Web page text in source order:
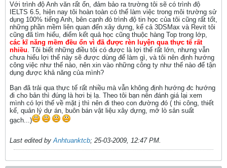
Với trình độ Anh văn rất ổn, đảm bảo ra trường tôi sẽ có trình độ
IELTS 6.5, hiện nay tôi hoàn toàn có thể làm việc trong môi trường sử
dụng 100% tiếng Anh, bên cạnh đó trình độ tin học của tôi cũng rất tốt,
những phần mềm liên quan đến xây dựng, kể cả 3DSMax và Revit tôi
cũng đã tìm hiểu, điểm kết quả học cũng thuộc hàng Top trong lớp,
các kĩ năng mềm đều ổn vì đã được rèn luyện qua thực tế rất
nhiều. Tôi biết những điều tôi có được là lợi thế rất lớn, nhưng vẫn
chưa hiểu lợi thế này sẽ được dùng để làm gì, và tôi nên định hướng
công việc như thế nào, nên xin vào những công ty như thế nào để tận
dụng được khả năng của mình?
Bạn đã trải qua thực tế rất nhiều mà vẫn không định hướng đc hướng
đi cho bản thì đúng là hơi bị lạ. Theo tôi bạn nên đánh giá lại xem
mình có lợi thế về mặt j thì nên đi theo con đường đó ( thi công, thiết
kế, quản lý dự án, buôn bán vật liệu xây dựng, mở lò sản suất
gạch...)
Last edited byAnhtuanktcb; 25-03-2009, 12:47 PM.